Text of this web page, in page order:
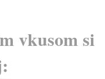
vkusom si